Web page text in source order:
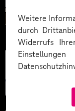
Weitere
durch
Widerrufs
Künstliche
Intelligenz